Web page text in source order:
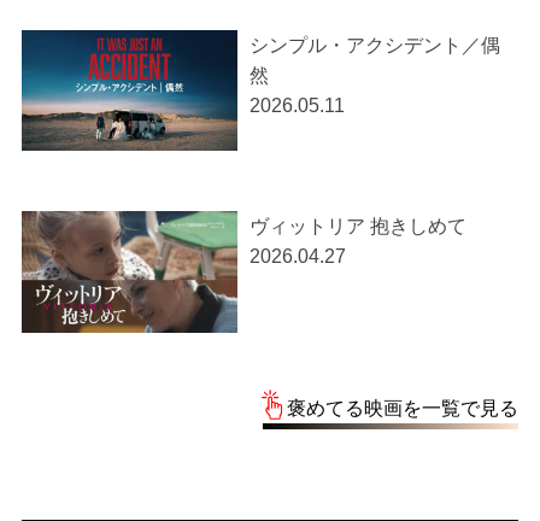
シンプル・アクシデント／偶
然
2026.05.11
ヴィットリア 抱きしめて
2026.04.27
褒めてる映画を一覧で見る